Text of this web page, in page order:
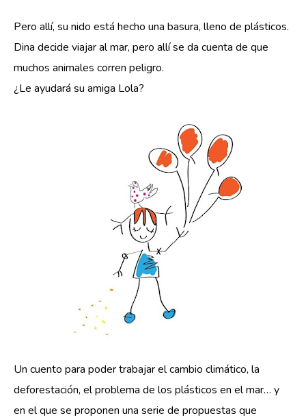
Pero allí, su nido está hecho una basura, lleno de plásticos.
Dina decide viajar al mar, pero allí se da cuenta de que
muchos animales corren peligro.
¿Le ayudará su amiga Lola?
Un cuento para poder trabajar el cambio climático, la
deforestación, el problema de los plásticos en el mar… y
en el que se proponen una serie de propuestas que